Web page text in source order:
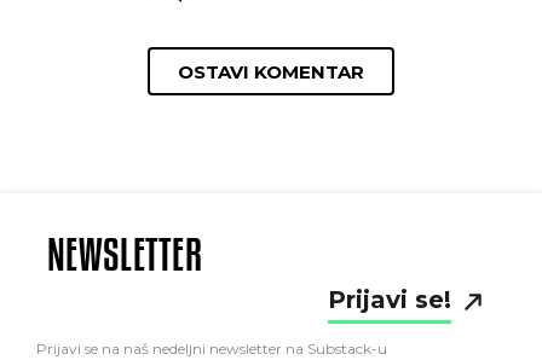
OSTAVI KOMENTAR
NEWSLETTER
Prijavi se!
Prijavi se na naš nedeljni newsletter na Substack-u